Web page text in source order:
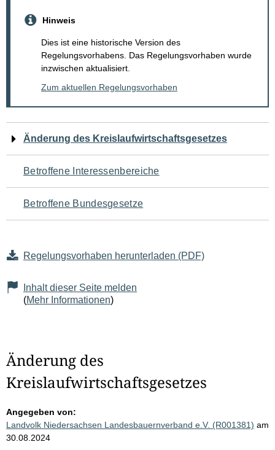
Hinweis
Dies ist eine historische Version des
Regelungsvorhabens. Das Regelungsvorhaben wurde
inzwischen aktualisiert.
Zum aktuellen Regelungsvorhaben
Navigation
für
den
Seiteninhalt
Änderung des Kreislaufwirtschaftsgesetzes
Betroffene Interessenbereiche
Betroffene Bundesgesetze
Regelungsvorhaben herunterladen (PDF)
Inhalt dieser Seite melden
(Mehr Informationen)
Änderung des
Kreislaufwirtschaftsgesetzes
Angegeben von:
Landvolk Niedersachsen Landesbauernverband e.V. (R001381) am
30.08.2024